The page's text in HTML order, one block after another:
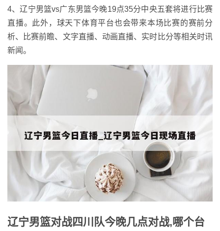
4、辽宁男篮vs广东男篮今晚19点35分中央五套将进行比赛
直播。此外，球天下体育平台也会带来本场比赛的赛前分
析、比赛前瞻、文字直播、动画直播、实时比分等相关时讯
新闻。
辽宁男篮对战四川队今晚几点对战,哪个台